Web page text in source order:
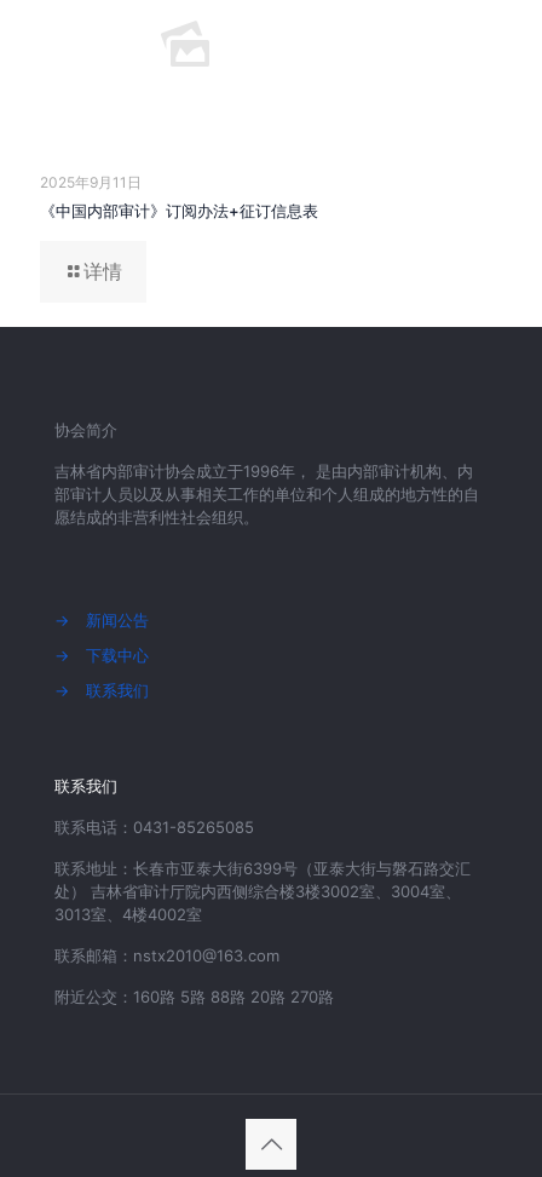
2025年9月11日
《中国内部审计》订阅办法+征订信息表
详情
协会简介
吉林省内部审计协会成立于1996年， 是由内部审计机构、内
部审计人员以及从事相关工作的单位和个人组成的地方性的自
愿结成的非营利性社会组织。
→
新闻公告
→
下载中心
→
联系我们
联系我们
联系电话：0431-85265085
联系地址：长春市亚泰大街6399号（亚泰大街与磐石路交汇
处） 吉林省审计厅院内西侧综合楼3楼3002室、3004室、
3013室、4楼4002室
联系邮箱：nstx2010@163.com
附近公交：160路 5路 88路 20路 270路